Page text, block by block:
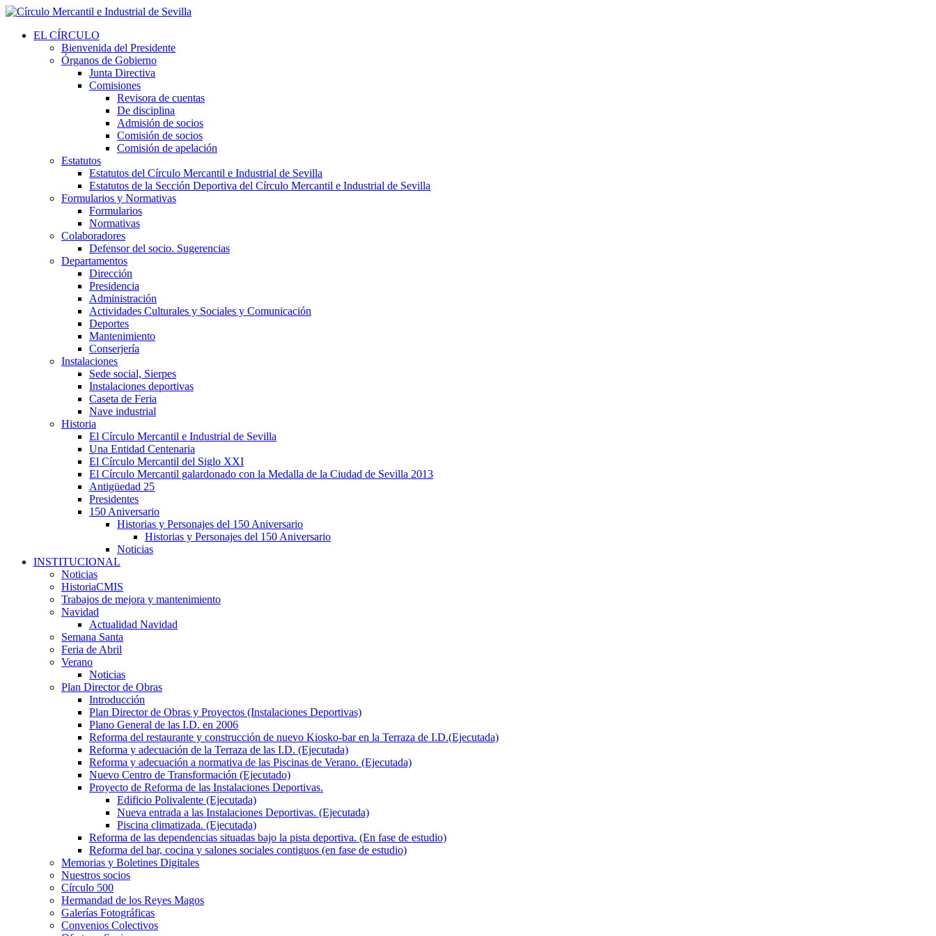
EL CÍRCULO
Bienvenida del Presidente
Órganos de Gobierno
Junta Directiva
Comisiones
Revisora de cuentas
De disciplina
Admisión de socios
Comisión de socios
Comisión de apelación
Estatutos
Estatutos del Círculo Mercantil e Industrial de Sevilla
Estatutos de la Sección Deportiva del Círculo Mercantil e Industrial de Sevilla
Formularios y Normativas
Formularios
Normativas
Colaboradores
Defensor del socio. Sugerencias
Departamentos
Dirección
Presidencia
Administración
Actividades Culturales y Sociales y Comunicación
Deportes
Mantenimiento
Conserjería
Instalaciones
Sede social, Sierpes
Instalaciones deportivas
Caseta de Feria
Nave industrial
Historia
El Círculo Mercantil e Industrial de Sevilla
Una Entidad Centenaria
El Círculo Mercantil del Siglo XXI
El Círculo Mercantil galardonado con la Medalla de la Ciudad de Sevilla 2013
Antigüedad 25
Presidentes
150 Aniversario
Historias y Personajes del 150 Aniversario
Historias y Personajes del 150 Aniversario
Noticias
INSTITUCIONAL
Noticias
HistoriaCMIS
Trabajos de mejora y mantenimiento
Navidad
Actualidad Navidad
Semana Santa
Feria de Abril
Verano
Noticias
Plan Director de Obras
Introducción
Plan Director de Obras y Proyectos (Instalaciones Deportivas)
Plano General de las I.D. en 2006
Reforma del restaurante y construcción de nuevo Kiosko-bar en la Terraza de I.D.(Ejecutada)
Reforma y adecuación de la Terraza de las I.D. (Ejecutada)
Reforma y adecuación a normativa de las Piscinas de Verano. (Ejecutada)
Nuevo Centro de Transformación (Ejecutado)
Proyecto de Reforma de las Instalaciones Deportivas.
Edificio Polivalente (Ejecutada)
Nueva entrada a las Instalaciones Deportivas. (Ejecutada)
Piscina climatizada. (Ejecutada)
Reforma de las dependencias situadas bajo la pista deportiva. (En fase de estudio)
Reforma del bar, cocina y salones sociales contiguos (en fase de estudio)
Memorias y Boletines Digitales
Nuestros socios
Círculo 500
Hermandad de los Reyes Magos
Galerías Fotográficas
Convenios Colectivos